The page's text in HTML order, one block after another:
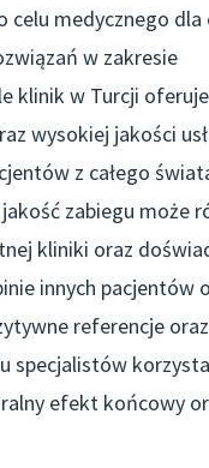
celu medycznego dla
w zakresie
klinik w Turcji oferuje
wysokiej jakości
z całego
zabiegu może
kliniki oraz
innych
referencje
specjalistów
efekt końcowy